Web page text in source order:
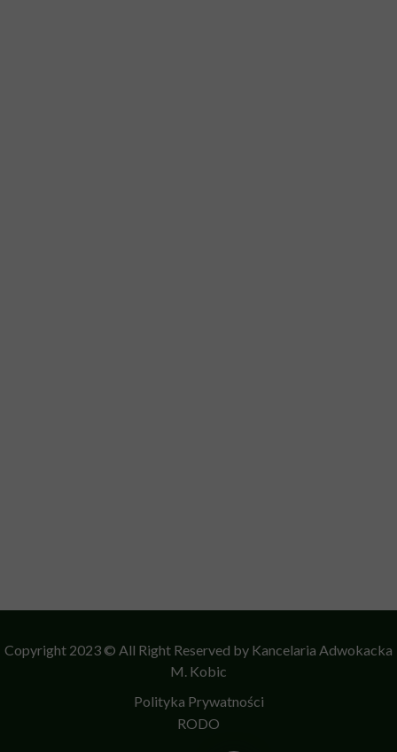
RODO
Polityka Prywatności
Copyright 2023 © All Right Reserved by Kancelaria Adwokacka
M. Kobic